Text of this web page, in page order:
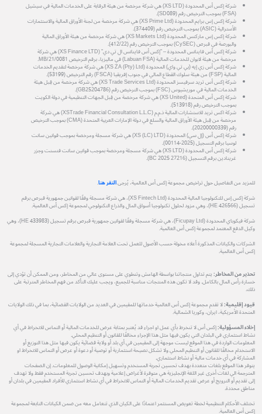
شركة إكس أس المحدودة (XS LTD) هي شركة مرخصة من هيئة الرقابة على الخدمات المالية في سيشيل
(FSA) بموجب الترخيص رقم (SD089).
شركة إكس إس برايم المحدودة (XS Prime Ltd) هي شركة مرخصة من لجنة الأوراق المالية والاستثمارات
الأسترالية (ASIC) بموجب الترخيص رقم (374409).
شركة إكس إس ماركتس المحدودة (XS Markets Ltd) هي شركة مرخصة من هيئة الأوراق المالية
والبورصة في قبرص (CySEC) بموجب الترخيص رقم (412/22).
شركة إكس أس فاينانس المحدودة – "إكس أس فاينانس ال تي دي" (XS Finance LTD) هي شركة
مرخصة من هيئة لابوان للخدمات المالية (Labuan FSA) في ماليزيا، برقم الترخيص MB/21/0081.
شركة إكس أس زي إيه (بي تي واي) المحدودة (XS ZA (Pty) Ltd) هي شركة مرخصة لتقديم الخدمات
المالية (FSP) من هيئة سلوك القطاع المالي في جنوب إفريقيا (FSCA) رقم الترخيص (53199).
شركة إكس أس تريد سرفيسز المحدودة (XS Trade Services Ltd) هي شركة مرخصة من قِبل هيئة
الخدمات المالية في موريشيوس (FSC) بموجب الترخيص رقم (GB25204786).
شركة إكس أس المتحدة (XS United) هي شركة مرخصة من قِبل الجهات التنظيمية في دولة الكويت
بموجب الترخيص رقم (513918).
شركة اكس تريد للاستشارات المالية ذ.م.م (XSTrade Financial Consultation L.L.C) هي شركة
مرخصة من قِبل هيئة الأوراق المالية والسلع في دولة الإمارات العربية المتحدة (CMA) بموجب الترخيص
رقم (20200000339).
شركة إكس أس (إل سي) المحدودة (XS (LC) LTD) هي شركة مسجلة ومرخصة بموجب قوانين سانت
لوسيا برقم التسجيل (2025-00114).
شركة إكس أس المحدودة (XS LTD) هي شركة مسجلة ومرخصة بموجب قوانين سانت فنسنت وجزر
غرينادين برقم التسجيل (27216 BC 2025).
للمزيد من التفاصيل حول تراخيص مجموعة إكس أس العالمية، يُرجىالنقر هنا.
شركة إكس إس للتكنولوجيا المالية المحدودة (XS Fintech Ltd)، هي شركة مسجلة وفقًا لقوانين جمهورية قبرص برقم
تسجيل (HE 426566)، وهي مزود لحلول تكنولوجيا أسواق المال والذراع التكنولوجي لمجموعة إكس أس العالمية.
شركة فيكوباي المحدودة (Ficupay Ltd)، هي شركة مسجلة وفقًا لقوانين جمهورية قبرص برقم تسجيل (HE 433983)، وهي
وكيل الدفع المعتمد لمجموعة إكس أس العالمية.
الشركات والكيانات المذكورة أعلاه مخولة حسب الأصول للعمل تحت العلامة التجارية والعلامات التجارية المسجلة لمجموعة
إكس أس العالمية.
تحذير من المخاطر:يتم تداول منتجاتنا بواسطة الهامش وتنطوي على مستوى عالي من المخاطر، ومن الممكن أن تؤدي إلى
خسارة رأس المال بالكامل. وقد لا تكون هذه المنتجات مناسبة للجميع، ويجب عليك التأكد من فهم المخاطر المترتبة على
ذلك.
قيود إقليمية:لا تقدم مجموعة إكس أس العالمية خدماتها للمقيمين في العديد من الولايات القضائية، بما في ذلك الولايات
المتحدة الأمريكية، ايران، وكوريا الشمالية.
إخلاء المسؤولية:إكس أس لا تنخرط بأي عمل او اجراء قد يُعتبر بمثابة عرض للخدمات المالية أو التماس للانخراط في أي
نشاط استثماري في البلدان التي يكون فيها مثل هذا الإجراء مخالفًا للقانون أو التنظيم المحلي.
المعلومات الواردة في هذا الموقع ليست موجهة إلى المقيمين في أي بلد أو ولاية قضائية يكون فيها مثل هذا التوزيع أو
الاستخدام مخالفًا للقانون أو التنظيم المحلي ولا تشكل نصيحة استثمارية أو توصية أو دعوة أو عرض أو التماس للانخراط او
المشاركة في أي خدمات مالية أو نشاط استثماري.
يتوفر هذا الموقع بلغات متعددة بهدف تحسين تجربة المستخدم وتسهيل إمكانية الوصول للمعلومات. إن الصفحات
المترجمة الي لغات أخرى غير اللغة الإنجليزية هي متوفرة لأغراض إعلامية وبهدف تحسين تجربة المستخدم فقط ولا تهدف
إلى تقديم أو الترويج أو عرض تقديم الخدمات المالية أو التماس للانخراط في أي نشاط استثماري للأفراد المقيمين في بلدان أو
مناطق محددة.
تختلف الأحكام التنظيمية لخطة تعويض المستثمر اعتمادًا على الكيان الذي تتعامل معه من ضمن الكيانات التابعة لمجموعة
إكس أس العالمية.